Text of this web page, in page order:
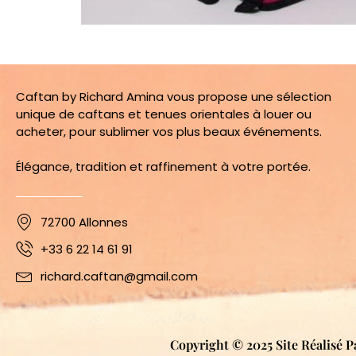
Caftan by Richard Amina vous propose une sélection
unique de caftans et tenues orientales à louer ou
acheter, pour sublimer vos plus beaux événements.
Élégance, tradition et raffinement à votre portée.
72700 Allonnes
+33 6 22 14 61 91
richard.caftan@gmail.com
Copyright © 2025 Site Réalisé